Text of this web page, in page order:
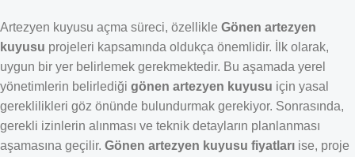
Artezyen kuyusu açma süreci, özellikle Gönen artezyen
kuyusu projeleri kapsamında oldukça önemlidir. İlk olarak,
uygun bir yer belirlemek gerekmektedir. Bu aşamada yerel
yönetimlerin belirlediği gönen artezyen kuyusu için yasal
gereklilikleri göz önünde bulundurmak gerekiyor. Sonrasında,
gerekli izinlerin alınması ve teknik detayların planlanması
aşamasına geçilir. Gönen artezyen kuyusu fiyatları ise, proje